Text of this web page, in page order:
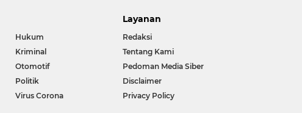
Hukum
Kriminal
Otomotif
Politik
Virus Corona
Layanan
Redaksi
Tentang Kami
Pedoman Media Siber
Disclaimer
Privacy Policy